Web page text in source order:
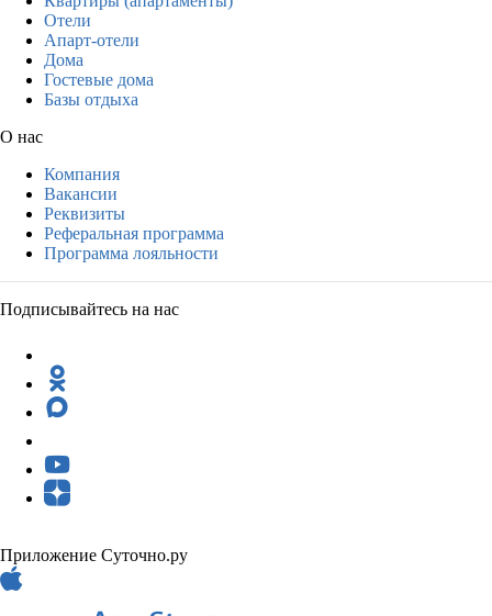
Квартиры (апартаменты)
Отели
Апарт-отели
Дома
Гостевые дома
Компания
Вакансии
Реквизиты
Реферальная программа
Программа лояльности